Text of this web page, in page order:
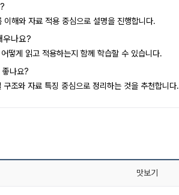
이해와 자료 적용 중심으로 설명을 진행합니다.
우나요?
떻게 읽고 적용하는지 함께 학습할 수 있습니다.
좋나요?
조와 자료 특징 중심으로 정리하는 것을 추천합니다.
맛보기